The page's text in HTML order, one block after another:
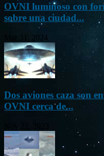
OVNI luminoso con
sobre una ciudad...
Mar 31, 2024
Dos aviones caza son
OVNI cerca de...